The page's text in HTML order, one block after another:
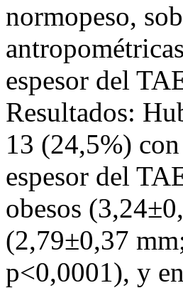
normopeso,
espesor del
Resultados:
13 (24,5%)
espesor del
obesos
(2,79±0,37
p<0,0001), y